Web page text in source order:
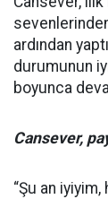
ardından
durumunun
boyunca
Cansever,
“Şu an